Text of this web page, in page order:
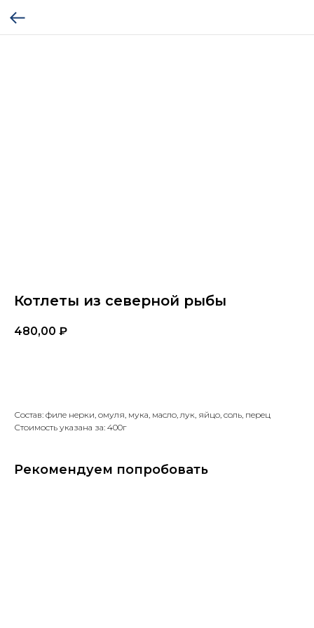
Котлеты из северной рыбы
480,00 ₽
Состав: филе нерки, омуля, мука, масло, лук, яйцо, соль, перец
Стоимость указана за: 400г
Рекомендуем попробовать